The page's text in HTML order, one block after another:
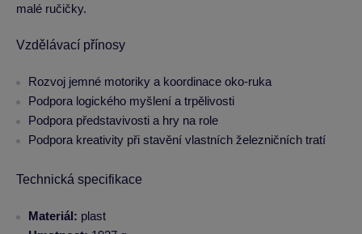
malé ručičky.
Vzdělávací přínosy
Rozvoj jemné motoriky a koordinace oko-ruka
Podpora logického myšlení a trpělivosti
Podpora představivosti a hry na role
Podpora kreativity při stavění vlastních železničních tratí
Technická specifikace
Materiál: plast